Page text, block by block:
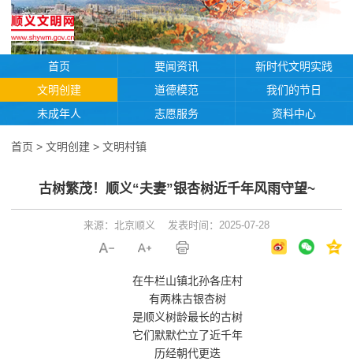
首页 要闻资讯
新时代文明实践
文明创建
道德模范
我们的节日
未成年人
志愿服务 资料中心
首页 > 文明创建 > 文明村镇
古树繁茂！顺义“夫妻”银杏树近千年风雨守望~
来源：北京顺义 发表时间：2025-07-28
在牛栏山镇北孙各庄村
有两株古银杏树
是顺义树龄最长的古树
它们默默伫立了近千年
历经朝代更迭